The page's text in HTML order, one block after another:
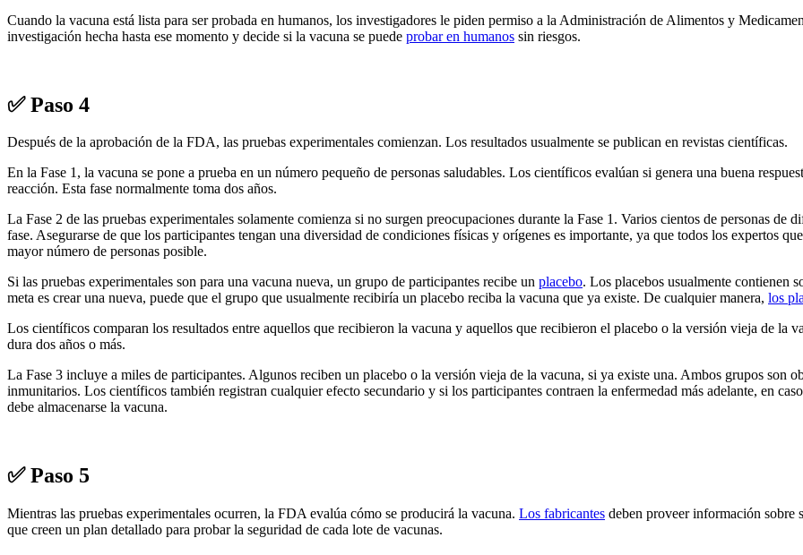
Cuando la vacuna está lista para ser probada en humanos, los investigadores le piden permiso a la Administración de Alimentos y
investigación hecha hasta ese momento y decide si la vacuna se puede probar en humanos sin riesgos.
✅ Paso 4
Después de la aprobación de la FDA, las pruebas experimentales comienzan. Los resultados usualmente se publican en revistas científicas.
En la Fase 1, la vacuna se pone a prueba en un número pequeño de personas saludables. Los científicos evalúan si genera una buena
reacción. Esta fase normalmente toma dos años.
La Fase 2 de las pruebas experimentales solamente comienza si no surgen preocupaciones durante la Fase 1. Varios cientos de personas de
fase. Asegurarse de que los participantes tengan una diversidad de condiciones físicas y orígenes es importante, ya que todos los expertos
mayor número de personas posible.
Si las pruebas experimentales son para una vacuna nueva, un grupo de participantes recibe un placebo. Los placebos usualmente contienen
meta es crear una nueva, puede que el grupo que usualmente recibiría un placebo reciba la vacuna que ya existe. De cualquier manera, los
Los científicos comparan los resultados entre aquellos que recibieron la vacuna y aquellos que recibieron el placebo o la versión vieja de la
dura dos años o más.
La Fase 3 incluye a miles de participantes. Algunos reciben un placebo o la versión vieja de la vacuna, si ya existe una. Ambos grupos son
inmunitarios. Los científicos también registran cualquier efecto secundario y si los participantes contraen la enfermedad más adelante, en
debe almacenarse la vacuna.
✅ Paso 5
Mientras las pruebas experimentales ocurren, la FDA evalúa cómo se producirá la vacuna. Los fabricantes deben proveer información sobre
que creen un plan detallado para probar la seguridad de cada lote de vacunas.